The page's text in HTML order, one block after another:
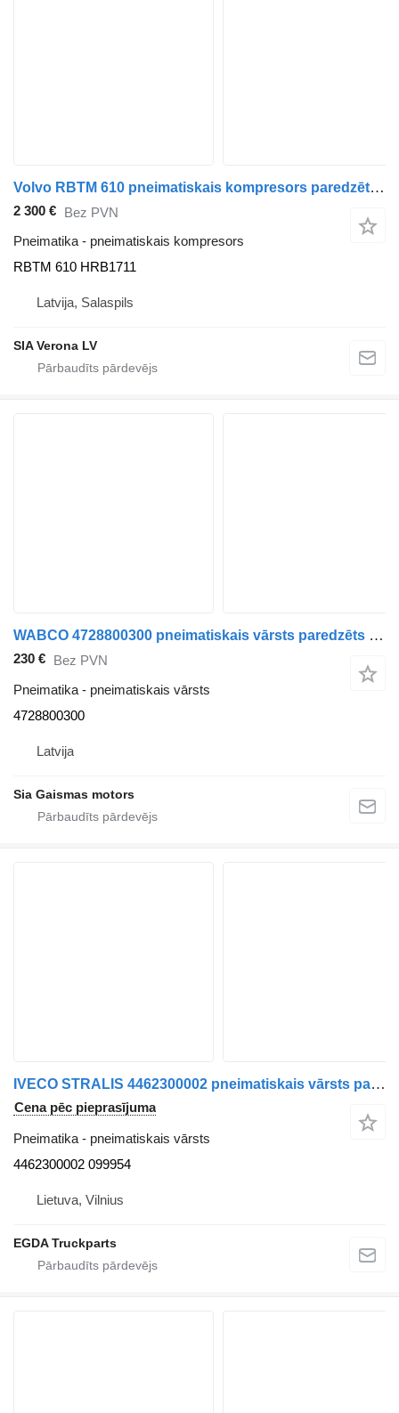
Volvo RBTM 610 pneimatiskais kompresors paredzēts Volvo FH4 vilcēja
2 300 € Bez PVN
Pneimatika - pneimatiskais kompresors
RBTM 610 HRB1711
Latvija, Salaspils
SIA Verona LV
WABCO 4728800300 pneimatiskais vārsts paredzēts Renault vilcēja
230 € Bez PVN
Pneimatika - pneimatiskais vārsts
4728800300
Latvija
Sia Gaismas motors
IVECO STRALIS 4462300002 pneimatiskais vārsts paredzēts vilcēja
Cena pēc pieprasījuma
Pneimatika - pneimatiskais vārsts
4462300002 099954
Lietuva, Vilnius
EGDA Truckparts